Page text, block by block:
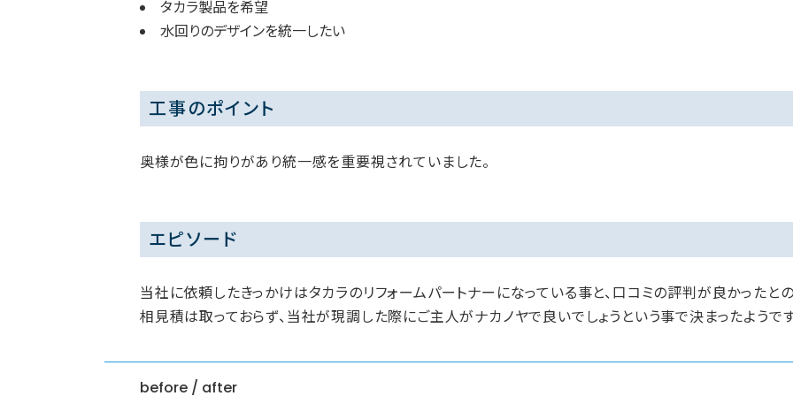
タカラ製品を希望
水回りのデザインを統一したい
工事のポイント
奥様が色に拘りがあり統一感を重要視されていました。
エピソード
当社に依頼したきっかけはタカラのリフォームパートナーになっている事と、口コミの評判が良かったと
相見積は取っておらず、当社が現調した際にご主人がナカノヤで良いでしょうという事で決まったようです
before / after